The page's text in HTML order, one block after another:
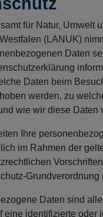
für Natur, Umwelt
(LANUK)
Daten
Daten beim
werden, zu
wie wir diese Daten
Ihre
im Rahmen der
Grundverordnung
Daten sind
eine identifizierte oder